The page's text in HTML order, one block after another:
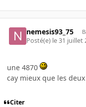
nemesis93_75
Posté(e) le 31 juillet
une 4870
cay mieux que les
Citer